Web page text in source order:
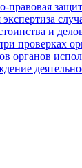
правовая
и
проверках
органов